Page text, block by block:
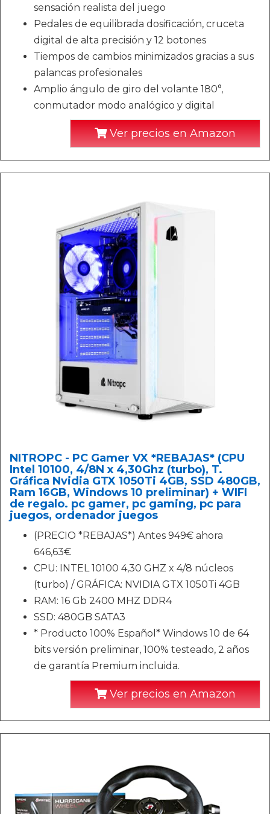
sensación realista del juego
Pedales de equilibrada dosificación, cruceta
digital de alta precisión y 12 botones
Tiempos de cambios minimizados gracias a sus
palancas profesionales
Amplio ángulo de giro del volante 180°,
conmutador modo analógico y digital
Ver precios en Amazon
NITROPC - PC Gamer VX *REBAJAS* (CPU
Intel 10100, 4/8N x 4,30Ghz (turbo), T.
Gráfica Nvidia GTX 1050Ti 4GB, SSD 480GB,
Ram 16GB, Windows 10 preliminar) + WIFI
de regalo. pc gamer, pc gaming, pc para
juegos, ordenador juegos
(PRECIO *REBAJAS*) Antes 949€ ahora
646,63€
CPU: INTEL 10100 4,30 GHZ x 4/8 núcleos
(turbo) / GRÁFICA: NVIDIA GTX 1050Ti 4GB
RAM: 16 Gb 2400 MHZ DDR4
SSD: 480GB SATA3
* Producto 100% Español* Windows 10 de 64
bits versión preliminar, 100% testeado, 2 años
de garantía Premium incluida.
Ver precios en Amazon